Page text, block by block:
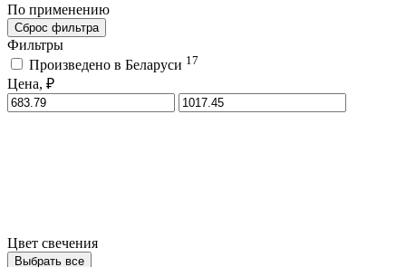
По применению
Сброс фильтра
Фильтры
Произведено в Беларуси 17
Цена, ₽
Цвет свечения
Выбрать все